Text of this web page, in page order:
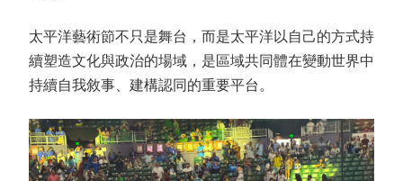
太平洋藝術節不只是舞台，而是太平洋以自己的方式持
續塑造文化與政治的場域，是區域共同體在變動世界中
持續自我敘事、建構認同的重要平台。